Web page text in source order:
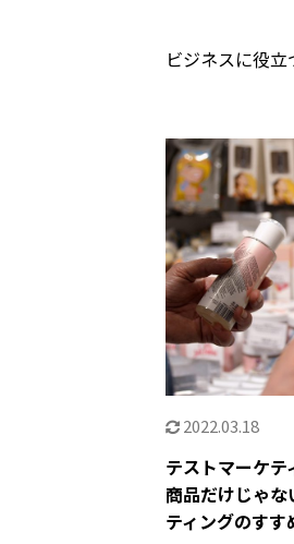
ビジネスに役
2022.03.18
テストマーケ
商品だけじゃ
ティングのすす